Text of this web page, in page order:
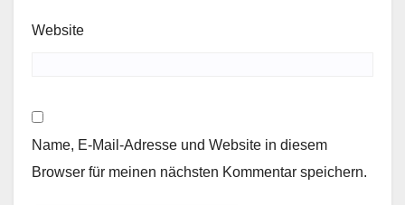
Website
Name, E-Mail-Adresse und Website in diesem
Browser für meinen nächsten Kommentar speichern.